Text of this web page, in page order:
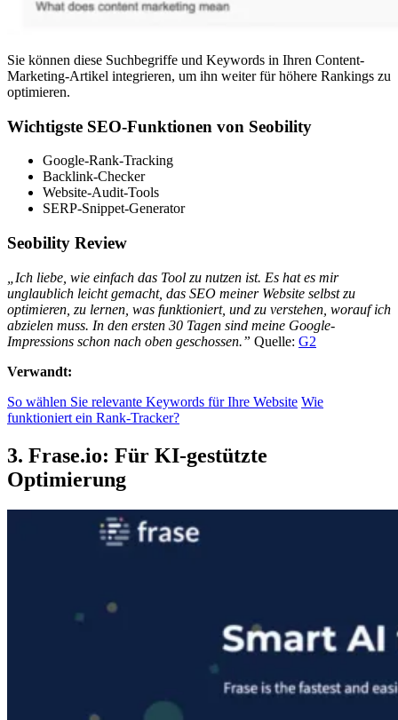
Sie können diese Suchbegriffe und Keywords in Ihren Content-
Marketing-Artikel integrieren, um ihn weiter für höhere Rankings zu
optimieren.
Wichtigste SEO-Funktionen von Seobility
Google-Rank-Tracking
Backlink-Checker
Website-Audit-Tools
SERP-Snippet-Generator
Seobility Review
„Ich liebe, wie einfach das Tool zu nutzen ist. Es hat es mir
unglaublich leicht gemacht, das SEO meiner Website selbst zu
optimieren, zu lernen, was funktioniert, und zu verstehen, worauf ich
abzielen muss. In den ersten 30 Tagen sind meine Google-
Impressions schon nach oben geschossen.” Quelle: G2
Verwandt:
So wählen Sie relevante Keywords für Ihre Website Wie
funktioniert ein Rank-Tracker?
3. Frase.io: Für KI-gestützte
Optimierung